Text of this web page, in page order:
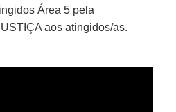
Área 5 pela
aos atingidos/as.